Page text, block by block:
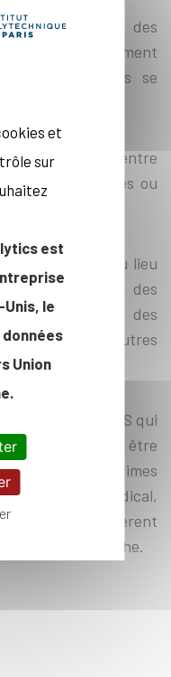
des
très majoritairement
majorité des cas se
corrélation entre
atteintes sexuelles ou
déclarés ont eu lieu
associatives ou des
a également eu des
dans d’autres
stages.
à la cellule HDVS qui
visible et peut être
Les victimes
proposé (médical,
HDVS) et préfèrent
entourage proche.
et
sur
est
le
Union